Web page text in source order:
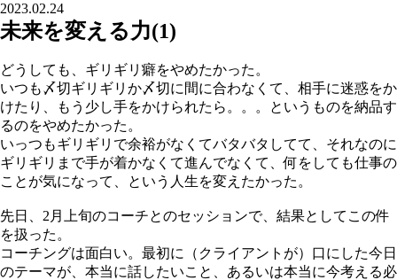
2023.02.24
未来を変える力(1)
どうしても、ギリギリ癖をやめたかった。
いつも〆切ギリギリか〆切に間に合わなくて、相手に迷惑をか
けたり、もう少し手をかけられたら。。。というものを納品す
るのをやめたかった。
いっつもギリギリで余裕がなくてバタバタしてて、それなのに
ギリギリまで手が着かなくて進んでなくて、何をしても仕事の
ことが気になって、という人生を変えたかった。
先日、2月上旬のコーチとのセッションで、結果としてこの件
を扱った。
コーチングは面白い。最初に（クライアントが）口にした今日
のテーマが、本当に話したいこと、あるいは本当に今考える必